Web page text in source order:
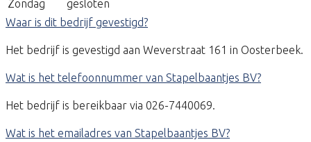
Zondag
gesloten
Waar is dit bedrijf gevestigd?
Het bedrijf is gevestigd aan Weverstraat 161 in Oosterbeek.
Wat is het telefoonnummer van Stapelbaantjes BV?
Het bedrijf is bereikbaar via 026-7440069.
Wat is het emailadres van Stapelbaantjes BV?